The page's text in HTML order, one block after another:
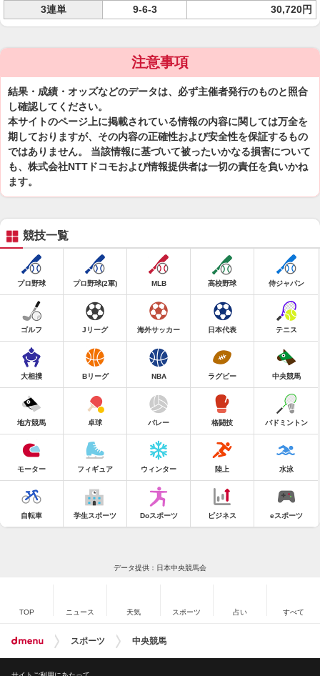
3連単
9-6-3 30,720円
注意事項
結果・成績・オッズなどのデータは、必ず主催者発行のものと照合
し確認してください。
本サイトのページ上に掲載されている情報の内容に関しては万全を
期しておりますが、その内容の正確性および安全性を保証するもの
ではありません。 当該情報に基づいて被ったいかなる損害について
も、株式会社NTTドコモおよび情報提供者は一切の責任を負いかね
ます。
競技一覧
プロ野球 プロ野球(2軍) MLB 高校野球 侍ジャパン
ゴルフ Jリーグ 海外サッカー 日本代表 テニス
大相撲 Bリーグ NBA ラグビー 中央競馬
地方競馬 卓球 バレー 格闘技 バドミントン
モーター フィギュア ウィンター 陸上 水泳
自転車 学生スポーツ Doスポーツ ビジネス eスポーツ
データ提供：日本中央競馬会
TOP ニュース 天気 スポーツ 占い すべて
スポーツ 中央競馬